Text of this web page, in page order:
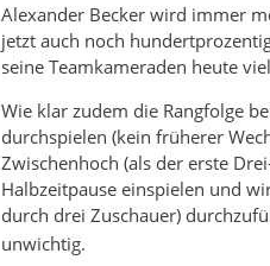
Alexander Becker wird immer
jetzt auch noch
seine Teamkameraden heute
Wie klar zudem die Rangfolge
durchspielen (kein früherer
Zwischenhoch (als der erste
Halbzeitpause einspielen und
durch drei Zuschauer)
unwichtig.